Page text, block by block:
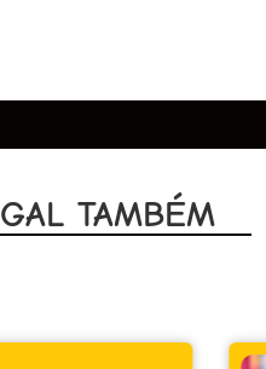
TAMBÉM